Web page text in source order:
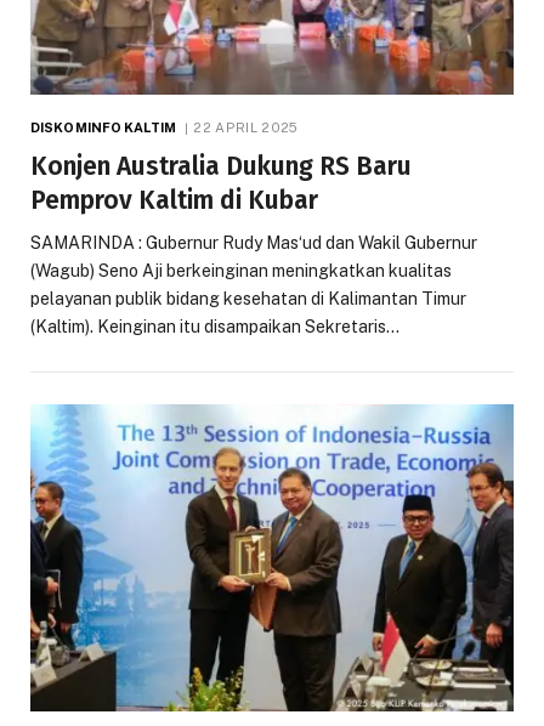
DISKOMINFO KALTIM 22 APRIL 2025
Konjen Australia Dukung RS Baru
Pemprov Kaltim di Kubar
SAMARINDA : Gubernur Rudy Mas‘ud dan Wakil Gubernur
(Wagub) Seno Aji berkeinginan meningkatkan kualitas
pelayanan publik bidang kesehatan di Kalimantan Timur
(Kaltim). Keinginan itu disampaikan Sekretaris…